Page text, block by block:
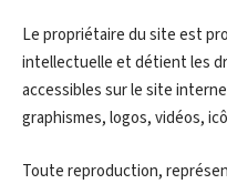
Le propriétaire du site est
intellectuelle et détient les
accessibles sur le site
graphismes, logos, vidéos,
Toute reproduction,